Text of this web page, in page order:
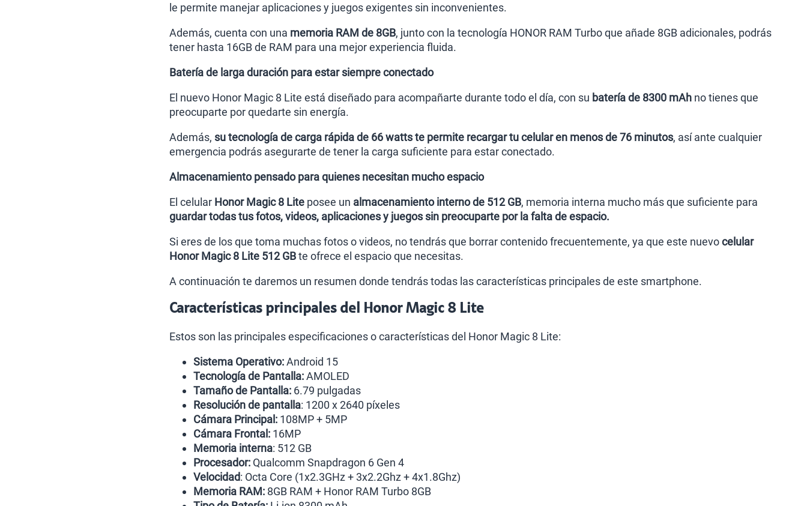
le permite manejar aplicaciones y juegos exigentes sin inconvenientes.
Además, cuenta con una memoria RAM de 8GB, junto con la tecnología HONOR RAM Turbo que añade 8GB adicionales, podrás
tener hasta 16GB de RAM para una mejor experiencia fluida.
Batería de larga duración para estar siempre conectado
El nuevo Honor Magic 8 Lite está diseñado para acompañarte durante todo el día, con su batería de 8300 mAh no tienes que
preocuparte por quedarte sin energía.
Además, su tecnología de carga rápida de 66 watts te permite recargar tu celular en menos de 76 minutos, así ante cualquier
emergencia podrás asegurarte de tener la carga suficiente para estar conectado.
Almacenamiento pensado para quienes necesitan mucho espacio
El celular Honor Magic 8 Lite posee un almacenamiento interno de 512 GB, memoria interna mucho más que suficiente para
guardar todas tus fotos, videos, aplicaciones y juegos sin preocuparte por la falta de espacio.
Si eres de los que toma muchas fotos o videos, no tendrás que borrar contenido frecuentemente, ya que este nuevocelular
Honor Magic 8 Lite 512 GBte ofrece el espacio que necesitas.
A continuación te daremos un resumen donde tendrás todas las características principales de este smartphone.
Características principales del Honor Magic 8 Lite
Estos son las principales especificaciones o características del Honor Magic 8 Lite:
Sistema Operativo:Android 15
Tecnología de Pantalla:AMOLED
Tamaño de Pantalla: 6.79 pulgadas
Resolución de pantalla: 1200 x 2640 píxeles
Cámara Principal: 108MP + 5MP
Cámara Frontal: 16MP
Memoria interna: 512 GB
Procesador: Qualcomm Snapdragon 6 Gen 4
Velocidad: Octa Core (1x2.3GHz + 3x2.2Ghz + 4x1.8Ghz)
Memoria RAM: 8GB RAM + Honor RAM Turbo 8GB